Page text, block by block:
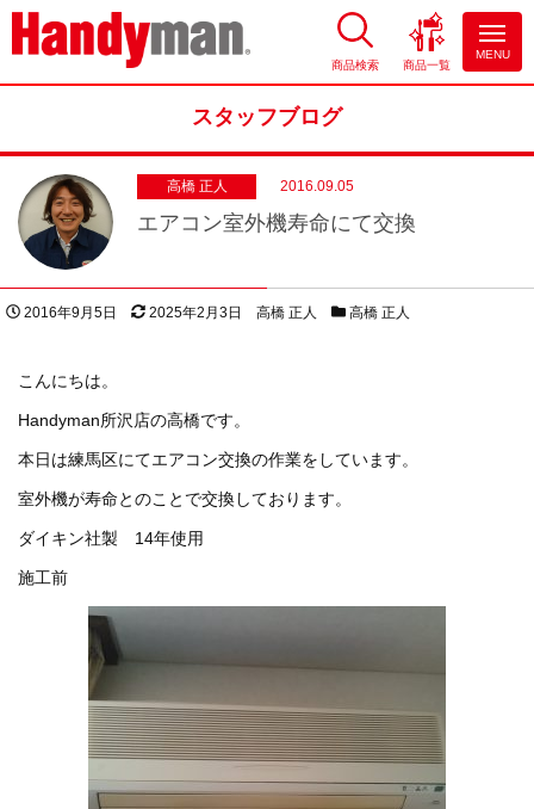
お風呂やキッチンのリフォーム
商品検索 商品一覧
MENU
スタッフブログ
高橋 正人 2016.09.05
エアコン室外機寿命にて交換
投稿日
2016年9月5日 更新日
2025年2月3日 著者
高橋 正人 スタッフブログカテゴリー
高橋 正人
こんにちは。
Handyman所沢店の高橋です。
本日は練馬区にてエアコン交換の作業をしています。
室外機が寿命とのことで交換しております。
ダイキン社製 14年使用
施工前